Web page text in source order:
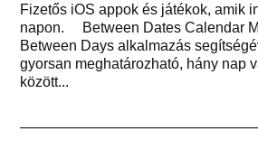
Fizetős iOS appok és játékok, amik
napon. Between Dates Calendar
Between Days alkalmazás
gyorsan meghatározható, hány nap
között...